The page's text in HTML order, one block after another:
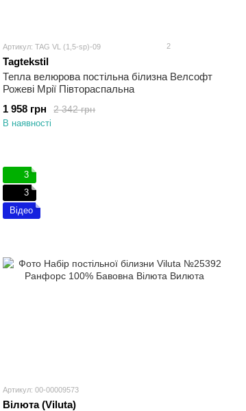
Артикул: TAG VL (1,5-sp)-09 2
Tagtekstil
Тепла велюрова постільна білизна Велсофт
Рожеві Мрії Півтораспальна
2 342 грн
1 958 грн
В наявності
3
3
Відео
Артикул: 00-00009573
Вілюта (Viluta)